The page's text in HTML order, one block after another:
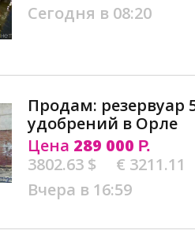
Сегодня в 08:20
Продам: резервуар
удобрений в Орле
Цена 289 000 Р.
3802.63 $
€ 3211.11
Вчера в 16:59